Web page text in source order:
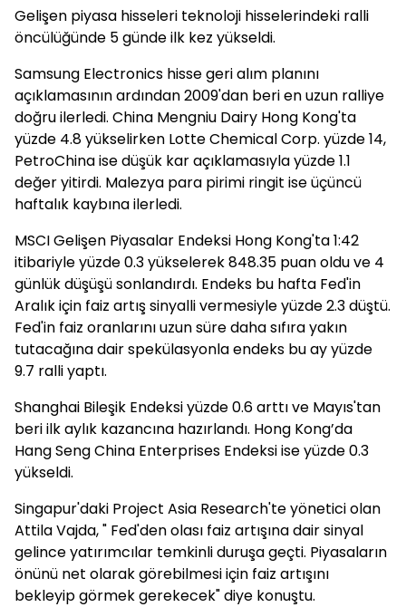
Gelişen piyasa hisseleri teknoloji hisselerindeki ralli
öncülüğünde 5 günde ilk kez yükseldi.
Samsung Electronics hisse geri alım planını
açıklamasının ardından 2009'dan beri en uzun ralliye
doğru ilerledi. China Mengniu Dairy Hong Kong'ta
yüzde 4.8 yükselirken Lotte Chemical Corp. yüzde 14,
PetroChina ise düşük kar açıklamasıyla yüzde 1.1
değer yitirdi. Malezya para pirimi ringit ise üçüncü
haftalık kaybına ilerledi.
MSCI Gelişen Piyasalar Endeksi Hong Kong'ta 1:42
itibariyle yüzde 0.3 yükselerek 848.35 puan oldu ve 4
günlük düşüşü sonlandırdı. Endeks bu hafta Fed'in
Aralık için faiz artış sinyalli vermesiyle yüzde 2.3 düştü.
Fed'in faiz oranlarını uzun süre daha sıfıra yakın
tutacağına dair spekülasyonla endeks bu ay yüzde
9.7 ralli yaptı.
Shanghai Bileşik Endeksi yüzde 0.6 arttı ve Mayıs'tan
beri ilk aylık kazancına hazırlandı. Hong Kong’da
Hang Seng China Enterprises Endeksi ise yüzde 0.3
yükseldi.
Singapur'daki Project Asia Research'te yönetici olan
Attila Vajda, " Fed'den olası faiz artışına dair sinyal
gelince yatırımcılar temkinli duruşa geçti. Piyasaların
önünü net olarak görebilmesi için faiz artışını
bekleyip görmek gerekecek" diye konuştu.